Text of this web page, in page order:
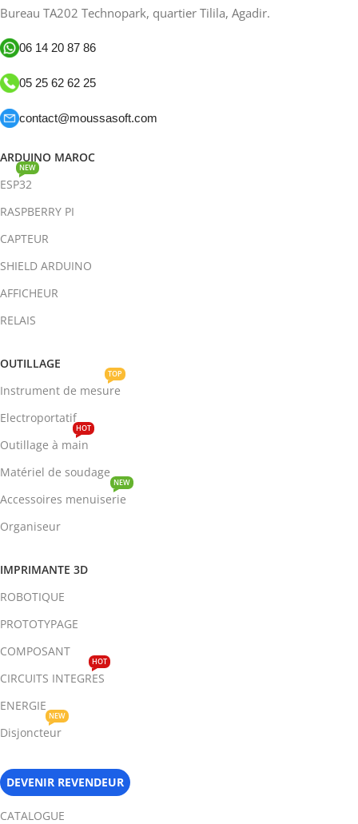
Bureau TA202 Technopark, quartier Tilila, Agadir.
06 14 20 87 86
05 25 62 62 25
contact@moussasoft.com
ARDUINO MAROC
ESP32
NEW
RASPBERRY PI
CAPTEUR
SHIELD ARDUINO
AFFICHEUR
RELAIS
OUTILLAGE
Instrument de mesure
TOP
Electroportatif
Outillage à main
HOT
Matériel de soudage
Accessoires menuiserie
NEW
Organiseur
IMPRIMANTE 3D
ROBOTIQUE
PROTOTYPAGE
COMPOSANT
CIRCUITS INTEGRES
HOT
ENERGIE
Disjoncteur
NEW
DEVENIR REVENDEUR
CATALOGUE